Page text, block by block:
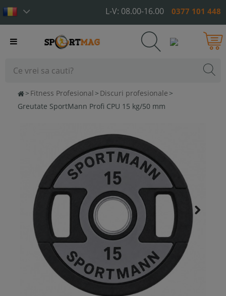
L-V: 08.00-16.00 0377 101 448
Toggle
> Fitness Profesional > Discuri profesionale >
Greutate SportMann Profi CPU 15 kg/50 mm